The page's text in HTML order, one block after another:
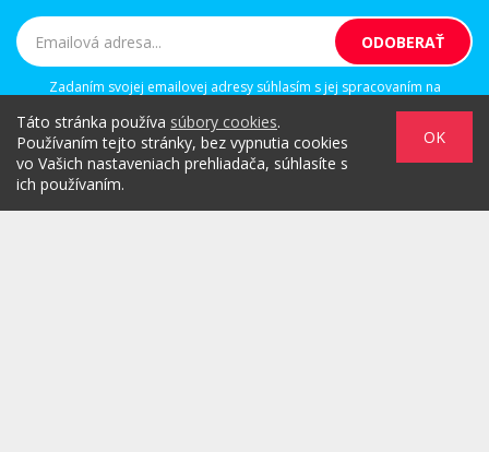
Táto stránka používa súbory cookies.
Používaním tejto stránky, bez vypnutia cookies
vo Vašich nastaveniach prehliadača, súhlasíte s
ich používaním.
OK
Zadaním svojej emailovej adresy súhlasím s jej spracovaním na
osobným emailom za účelom informovania o novinkách.